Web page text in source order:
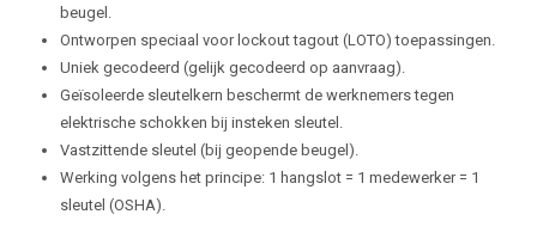
beugel.
Ontworpen speciaal voor lockout tagout (LOTO) toepassingen.
Uniek gecodeerd (gelijk gecodeerd op aanvraag).
Geïsoleerde sleutelkern beschermt de werknemers tegen
elektrische schokken bij insteken sleutel.
Vastzittende sleutel (bij geopende beugel).
Werking volgens het principe: 1 hangslot = 1 medewerker = 1
sleutel (OSHA).